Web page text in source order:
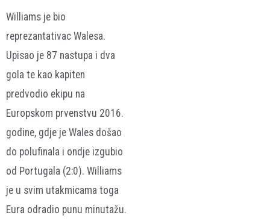
Williams je bio
reprezantativac Walesa.
Upisao je 87 nastupa i dva
gola te kao kapiten
predvodio ekipu na
Europskom prvenstvu 2016.
godine, gdje je Wales došao
do polufinala i ondje izgubio
od Portugala (2:0). Williams
je u svim utakmicama toga
Eura odradio punu minutažu.